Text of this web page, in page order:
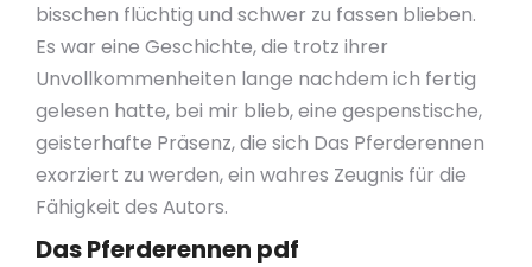
bisschen flüchtig und schwer zu fassen blieben.
Es war eine Geschichte, die trotz ihrer
Unvollkommenheiten lange nachdem ich fertig
gelesen hatte, bei mir blieb, eine gespenstische,
geisterhafte Präsenz, die sich Das Pferderennen
exorziert zu werden, ein wahres Zeugnis für die
Fähigkeit des Autors.
Das Pferderennen pdf